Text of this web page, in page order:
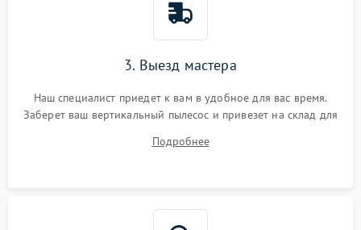
3. Выезд мастера
Наш специалист приедет к вам в удобное для вас время.
Заберет ваш вертикальный пылесос и привезет на склад для
Подробнее